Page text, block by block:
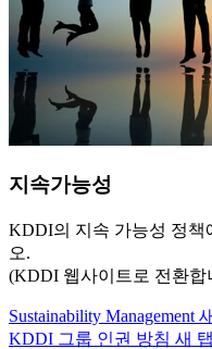
지속가능성
KDDI의 지속 가능성 정책
오.
(KDDI 웹사이트로 전환합
Sustainability Management
KDDI 그룹 인권 방침 새